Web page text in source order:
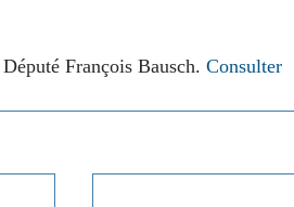
François Bausch. Consulter